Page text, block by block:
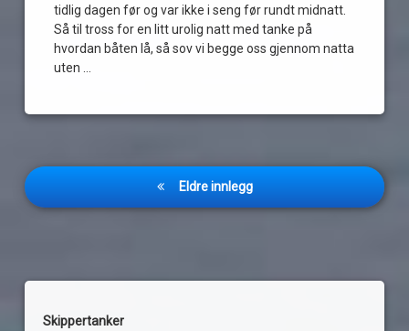
tidlig dagen før og var ikke i seng før rundt midnatt.
Så til tross for en litt urolig natt med tanke på
hvordan båten lå, så sov vi begge oss gjennom natta
uten …
Innleggnavigasjon
Eldre innlegg
Skippertanker